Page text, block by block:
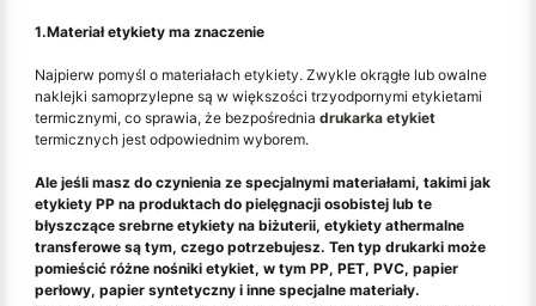
1.Materiał etykiety ma znaczenie
Najpierw pomyśl o materiałach etykiety. Zwykle okrągłe lub owalne
naklejki samoprzylepne są w większości trzyodpornymi etykietami
termicznymi, co sprawia, że bezpośrednia drukarka etykiet
termicznych jest odpowiednim wyborem.
Ale jeśli masz do czynienia ze specjalnymi materiałami, takimi jak
etykiety PP na produktach do pielęgnacji osobistej lub te
błyszczące srebrne etykiety na biżuterii, etykiety athermalne
transferowe są tym, czego potrzebujesz. Ten typ drukarki może
pomieścić różne nośniki etykiet, w tym PP, PET, PVC, papier
perłowy, papier syntetyczny i inne specjalne materiały.